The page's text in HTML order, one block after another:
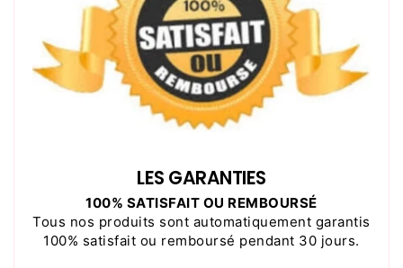
LES GARANTIES
100% SATISFAIT OU REMBOURSÉ
Tous nos produits sont automatiquement garantis
100% satisfait ou remboursé pendant 30 jours.